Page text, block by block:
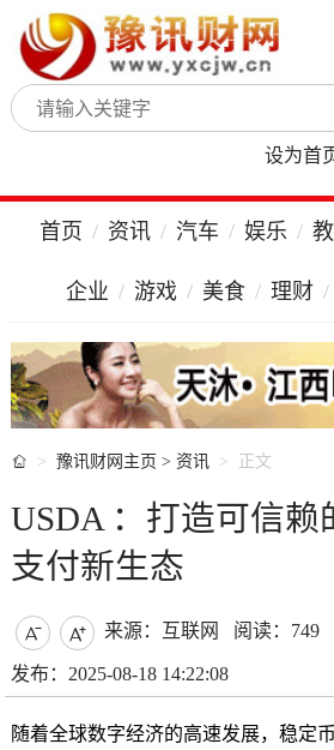
设为首
首页 资讯 汽车 娱乐
企业 游戏 美食 理财
 豫讯财网主页 > 资讯 正文
USDA ：打造可信赖
支付新生态
  来源：互联网 阅读：749
发布：2025-08-18 14:22:08
随着全球数字经济的高速发展，稳定